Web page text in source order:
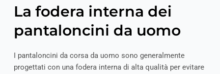
La fodera interna dei
pantaloncini da uomo
I pantaloncini da corsa da uomo sono generalmente
progettati con una fodera interna di alta qualità per evitare